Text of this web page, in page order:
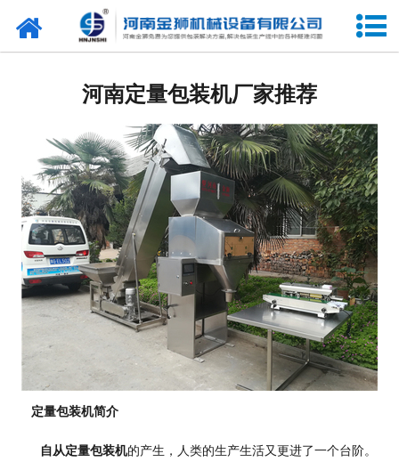
网站首页
新闻中心
合作客户
展会信息
客户留言
联系我们
阿里巴巴
河南定量包装机厂家推荐
定量包装机简介
自从定量包装机的产生，人类的生产生活又更进了一个台阶。